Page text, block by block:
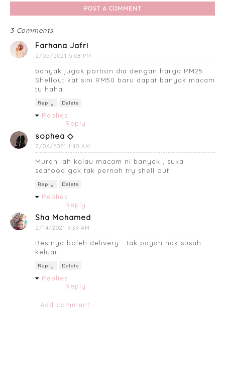
POST A COMMENT
3 Comments
Farhana Jafri
2/05/2021 5:08 PM
banyak jugak portion dia dengan harga RM25.
Shellout kat sini RM50 baru dapat banyak macam
tu haha
Reply Delete
Replies
Reply
sophea ◇
2/06/2021 1:40 AM
Murah lah kalau macam ni banyak , suka
seafood gak tak pernah try shell out
Reply Delete
Replies
Reply
Sha Mohamed
2/14/2021 9:39 AM
Bestnya boleh delivery.. Tak payah nak susah
keluar..
Reply Delete
Replies
Reply
Add comment